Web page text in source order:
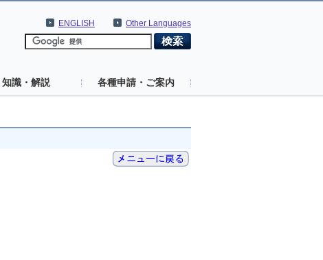
Other Languages
ENGLISH
知識・解説 各種申請・ご案内